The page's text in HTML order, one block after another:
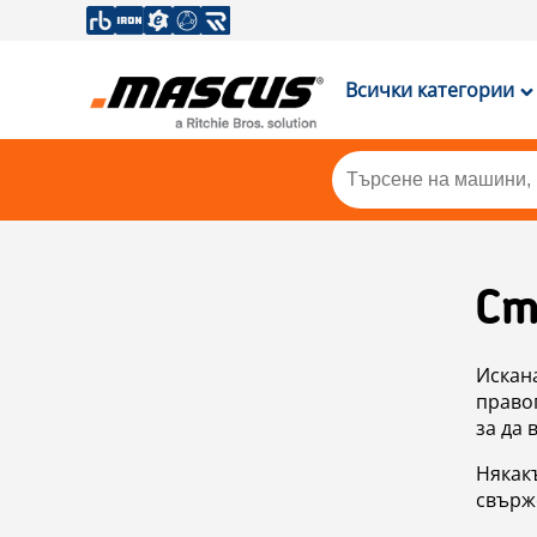
Всички категории
за да